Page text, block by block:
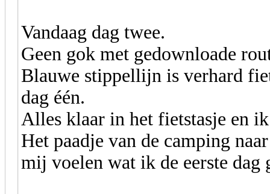
Vandaag dag twee.
Geen gok met gedownloade
Blauwe stippellijn is verhard
dag één.
Alles klaar in het fietstasje en
Het paadje van de camping
mij voelen wat ik de eerste dag